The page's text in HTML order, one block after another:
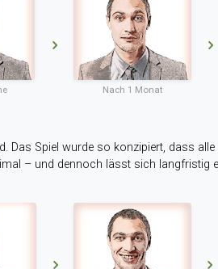
Nach 1 Monat
Das Spiel wurde so konzipiert, dass
– und dennoch lässt sich langfristig